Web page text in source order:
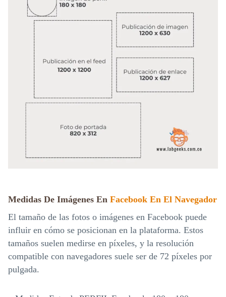
Medidas De Imágenes En Facebook En El Navegador
El tamaño de las fotos o imágenes en Facebook puede
influir en cómo se posicionan en la plataforma. Estos
tamaños suelen medirse en píxeles, y la resolución
compatible con navegadores suele ser de 72 píxeles por
pulgada.